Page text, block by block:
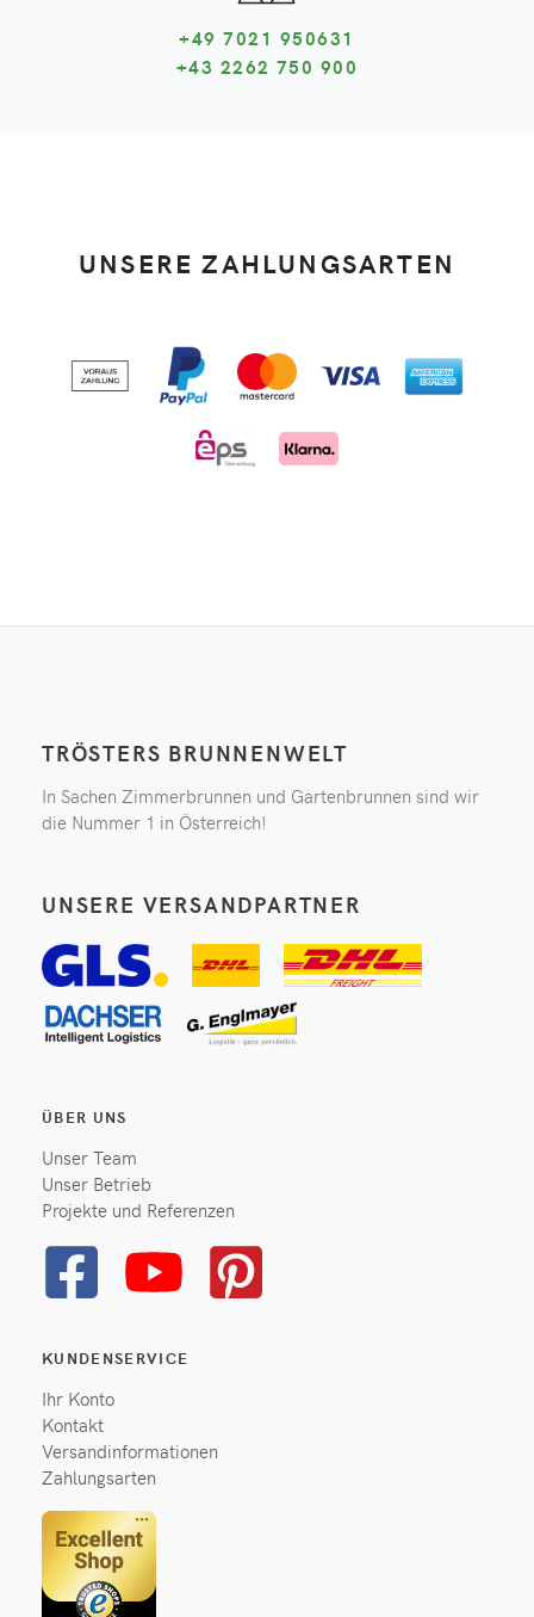
+49 7021 950631
+43 2262 750 900
UNSERE ZAHLUNGSARTEN
TRÖSTERS BRUNNENWELT
In Sachen Zimmerbrunnen und Gartenbrunnen sind wir
die Nummer 1 in Österreich!
UNSERE VERSANDPARTNER
ÜBER UNS
Unser Team
Unser Betrieb
Projekte und Referenzen
KUNDENSERVICE
Ihr Konto
Kontakt
Versandinformationen
Zahlungsarten